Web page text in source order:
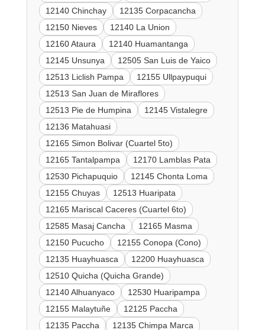
12140 Chinchay
12135 Corpacancha
12150 Nieves
12140 La Union
12160 Ataura
12140 Huamantanga
12145 Unsunya
12505 San Luis de Yaico
12513 Liclish Pampa
12155 Ullpaypuqui
12513 San Juan de Miraflores
12513 Pie de Humpina
12145 Vistalegre
12136 Matahuasi
12165 Simon Bolivar (Cuartel 5to)
12165 Tantalpampa
12170 Lamblas Pata
12530 Pichapuquio
12145 Chonta Loma
12155 Chuyas
12513 Huaripata
12165 Mariscal Caceres (Cuartel 6to)
12585 Masaj Cancha
12165 Masma
12150 Pucucho
12155 Conopa (Cono)
12135 Huayhuasca
12200 Huayhuasca
12510 Quicha (Quicha Grande)
12140 Alhuanyaco
12530 Huaripampa
12155 Malaytuñe
12125 Paccha
12135 Paccha
12135 Chimpa Marca